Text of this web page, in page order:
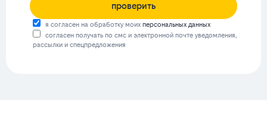
проверить
я согласен на обработку моих персональных данных
согласен получать по смс и электронной почте уведомления,
рассылки и спецпредложения